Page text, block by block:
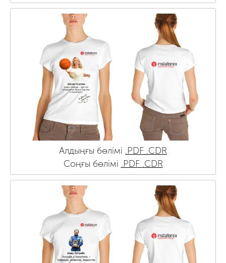
Алдыңғы бөлімі .PDF .CDR
Соңғы бөлімі .PDF .CDR